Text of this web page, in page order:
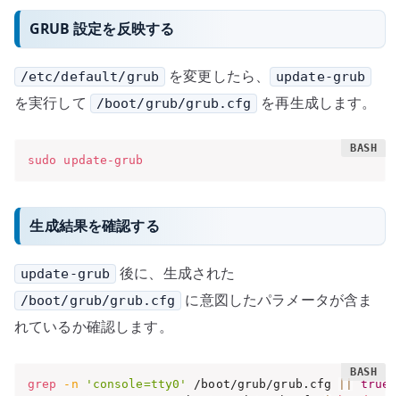
GRUB 設定を反映する
/etc/default/grub を変更したら、 update-grub
を実行して /boot/grub/grub.cfg を再生成します。
sudo update-grub
生成結果を確認する
update-grub 後に、生成された
/boot/grub/grub.cfg
に意図したパラメータが含ま
れているか確認します。
grep -n 'console=tty0' /boot/grub/grub.cfg ||
true